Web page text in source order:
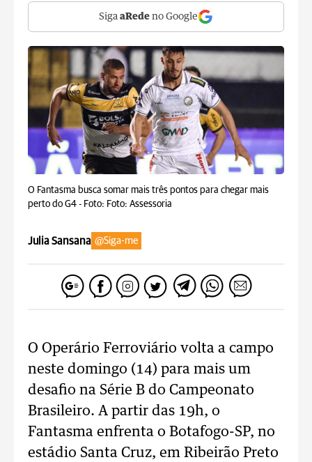
Siga aRede no Google
O Fantasma busca somar mais três pontos para chegar mais
perto do G4 - Foto: Foto: Assessoria
Julia Sansana @Siga-me
O Operário Ferroviário volta a campo
neste domingo (14) para mais um
desafio na Série B do Campeonato
Brasileiro. A partir das 19h, o
Fantasma enfrenta o Botafogo-SP, no
estádio Santa Cruz, em Ribeirão Preto